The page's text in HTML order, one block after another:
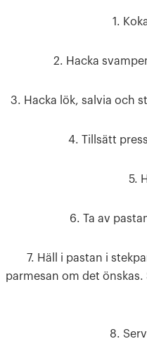
1.
2. Hacka
3. Hacka lök, salvia och
4. Tillsätt
5.
6. Ta av
7. Häll i pastan i
parmesan om det
8.